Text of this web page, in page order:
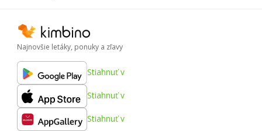
Najnovšie letáky, ponuky a zľavy
Stiahnuť v
Stiahnuť v
Stiahnuť v